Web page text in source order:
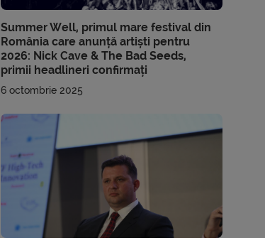
Summer Well, primul mare festival din
România care anunță artiști pentru
2026: Nick Cave & The Bad Seeds,
primii headlineri confirmați
6 octombrie 2025